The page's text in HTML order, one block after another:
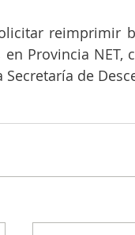
reimprimir
Provincia NET,
de